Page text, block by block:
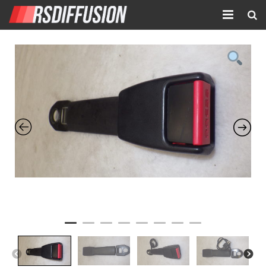
Accueil
Annonces prolongées
Atelier mécanique
Contact